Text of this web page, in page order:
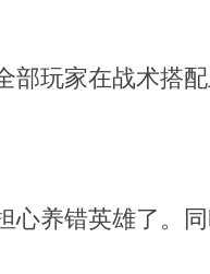
玩家在战术搭
养错英雄了。